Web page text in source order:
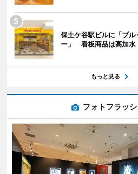
保土ケ谷駅ビルに「ブル
ー」 看板商品は高加水
もっと見る
フォトフラッ